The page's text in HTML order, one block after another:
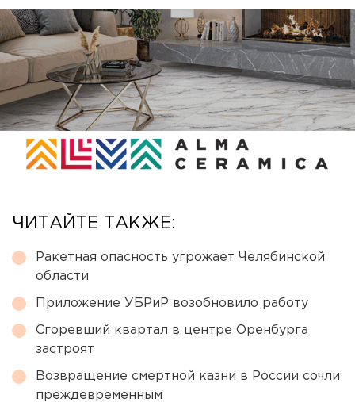
ЧИТАЙТЕ ТАКЖЕ:
Ракетная опасность угрожает Челябинской
области
Приложение УБРиР возобновило работу
Сгоревший квартал в центре Оренбурга
застроят
Возвращение смертной казни в России сочли
преждевременным